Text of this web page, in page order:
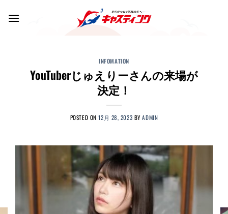
INFOMATION
YouTuberじゅえりーさんの来場が
決定！
POSTED ON12月 28, 2023 BYADMIN